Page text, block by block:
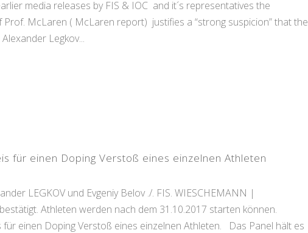
media releases by FIS & IOC and it´s representatives the
McLaren ( McLaren report) justifies a “strong suspicion” that the
Legkov...
für einen Doping Verstoß eines einzelnen Athleten
LEGKOV und Evgeniy Belov ./. FIS. WIESCHEMANN |
Athleten werden nach dem 31.10.2017 starten können.
einen Doping Verstoß eines einzelnen Athleten. Das Panel hält es